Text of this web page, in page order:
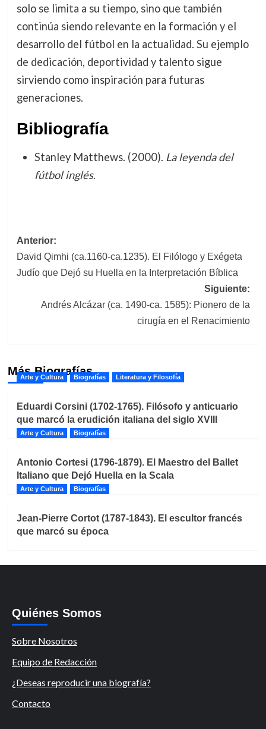
solo se limita a su tiempo, sino que también
continúa siendo relevante en la formación y el
desarrollo del fútbol en la actualidad. Su ejemplo
de dedicación, deportividad y talento sigue
sirviendo como inspiración para futuras
generaciones.
Bibliografía
Stanley Matthews. (2000). La leyenda del
fútbol inglés.
Navegación
de
entradas
Anterior:
David Qimhi (ca.1160-ca.1235). El Filólogo y Exégeta
Judío que Dejó su Huella en la Interpretación Bíblica
Siguiente:
Andrés Alcázar (ca. 1490-ca. 1585): Pionero de la
cirugía en el Renacimiento
Más Biografías
Arte y Cultura Biografías Literatura y Filosofía
Eduardi Corsini (1702-1765). Filósofo y anticuario
que marcó la erudición italiana del siglo XVIII
Arte y Cultura Biografías
Antonio Cortesi (1796-1879). El Maestro del Ballet
Italiano que Dejó Huella en la Scala
Arte y Cultura Biografías
Jean-Pierre Cortot (1787-1843). El escultor francés
que marcó su época
Quiénes Somos
Sobre Nosotros
Equipo de Redacción
¿Deseas reproducir una biografía?
Contacto